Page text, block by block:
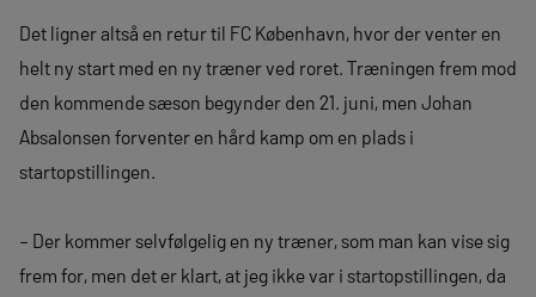
Det ligner altså en retur til FC København, hvor der venter en
helt ny start med en ny træner ved roret. Træningen frem mod
den kommende sæson begynder den 21. juni, men Johan
Absalonsen forventer en hård kamp om en plads i
startopstillingen.
– Der kommer selvfølgelig en ny træner, som man kan vise sig
frem for, men det er klart, at jeg ikke var i startopstillingen, da